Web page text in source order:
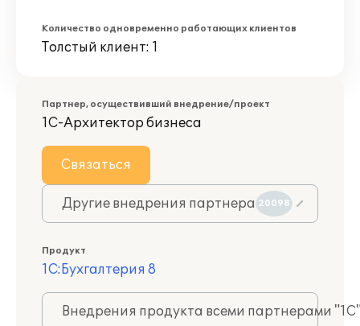
Количество одновременно работающих клиентов
Толстый клиент: 1
Партнер, осуществивший внедрение/проект
1С-Архитектор бизнеса
Связаться
Другие внедрения партнера 20098
Продукт
1С:Бухгалтерия 8
Внедрения продукта всеми партнерами